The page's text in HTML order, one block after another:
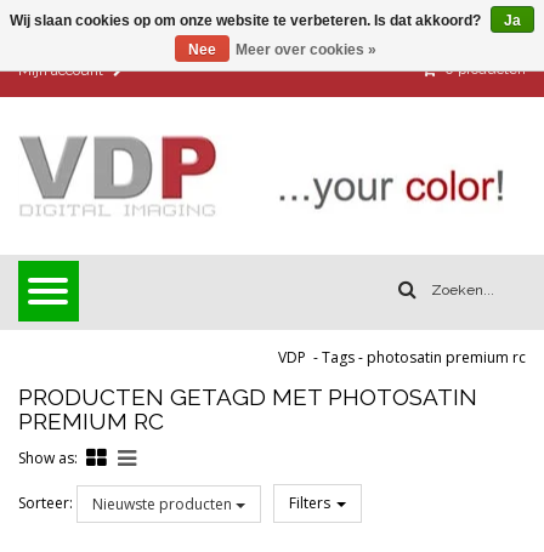
Mijn account 0 producten
VDP -Tags-photosatin premium rc
PRODUCTEN GETAGD MET PHOTOSATIN
PREMIUM RC
Show as:
Sorteer: Nieuwste producten Filters
Wij slaan cookies op om onze website te verbeteren. Is dat akkoord?
Ja
Nee
Meer over cookies »